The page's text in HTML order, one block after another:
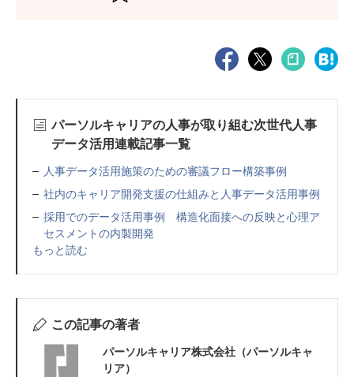
パーソルキャリアの人事が取り組む次世代人事
データ活用連載記事一覧
人事データ活用施策のための審議フロー構築事例
社内のキャリア開発支援の仕組みと人事データ活用事例
採用でのデータ活用事例 構造化面接への反映と心理ア
セスメントの内製開発
もっと読む
この記事の著者
パーソルキャリア株式会社（パーソルキャ
リア）